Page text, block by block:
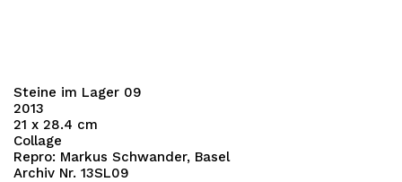
Steine im Lager 09
2013
21 x 28.4 cm
Collage
Repro: Markus Schwander, Basel
Archiv Nr. 13SL09